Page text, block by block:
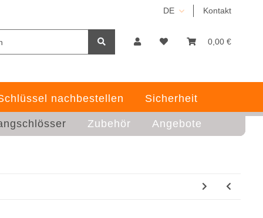
DE Kontakt
0,00 €
nachbestellen Sicherheit
Zubehör Angebote